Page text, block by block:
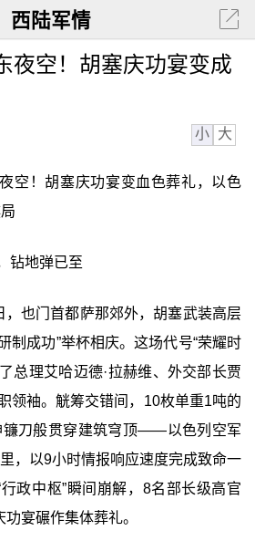
西陆军情
夜空！胡塞庆功宴变成
小 大
空！胡塞庆功宴变血色葬礼，以色
钻地弹已至
，也门首都萨那郊外，胡塞武装高层
制成功”举杯相庆。这场代号“荣耀时
总理艾哈迈德·拉赫维、外交部长贾
领袖。觥筹交错间，10枚单重1吨的
镰刀般贯穿建筑穹顶——以色列空军
，以9小时情报响应速度完成致命一
政中枢”瞬间崩解，8名部长级高官
宴碾作集体葬礼。